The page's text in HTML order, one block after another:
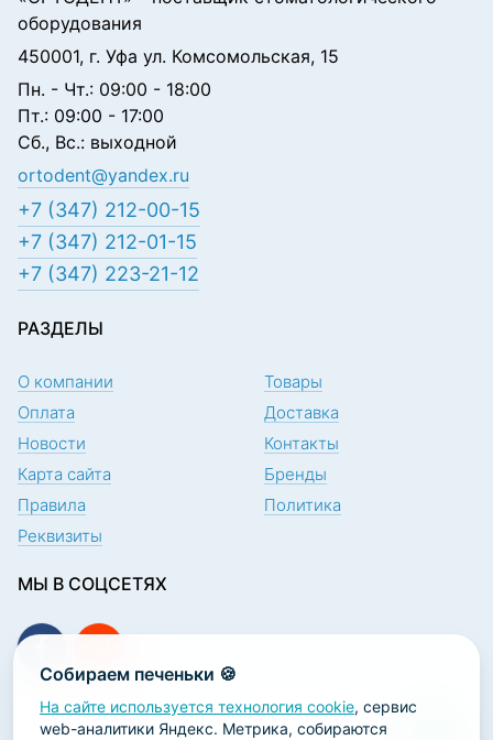
Собираем печеньки 🍪
На сайте используется технология cookie, сервис
web-аналитики Яндекс. Метрика, собираются
оборудования
450001, г. Уфа ул. Комсомольская, 15
Пн. - Чт.: 09:00 - 18:00
Пт.: 09:00 - 17:00
Сб., Вс.: выходной
ortodent@yandex.ru
+7 (347) 212-00-15
+7 (347) 212-01-15
+7 (347) 223-21-12
РАЗДЕЛЫ
О компании
Товары
Оплата
Доставка
Новости
Контакты
Карта сайта
Бренды
Правила
Политика
Реквизиты
МЫ В СОЦСЕТЯХ
ПОДПИСКА НА НОВОСТИ